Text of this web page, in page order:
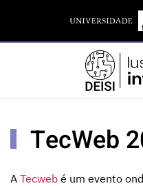
TecWeb
A Tecweb é um evento